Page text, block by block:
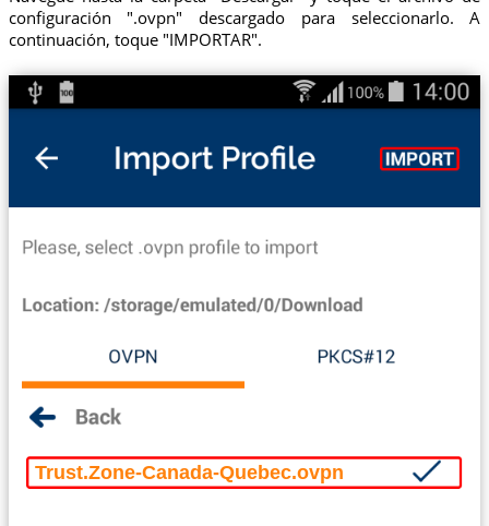
configuración ".ovpn" descargado para seleccionarlo. A
continuación, toque "IMPORTAR".
Trust.Zone-Canada-Quebec.ovpn